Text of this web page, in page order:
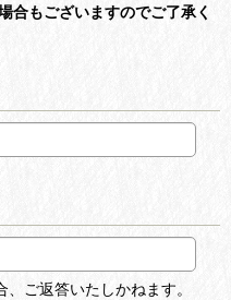
合もございますのでご了承く
ご返答いたしかねます。